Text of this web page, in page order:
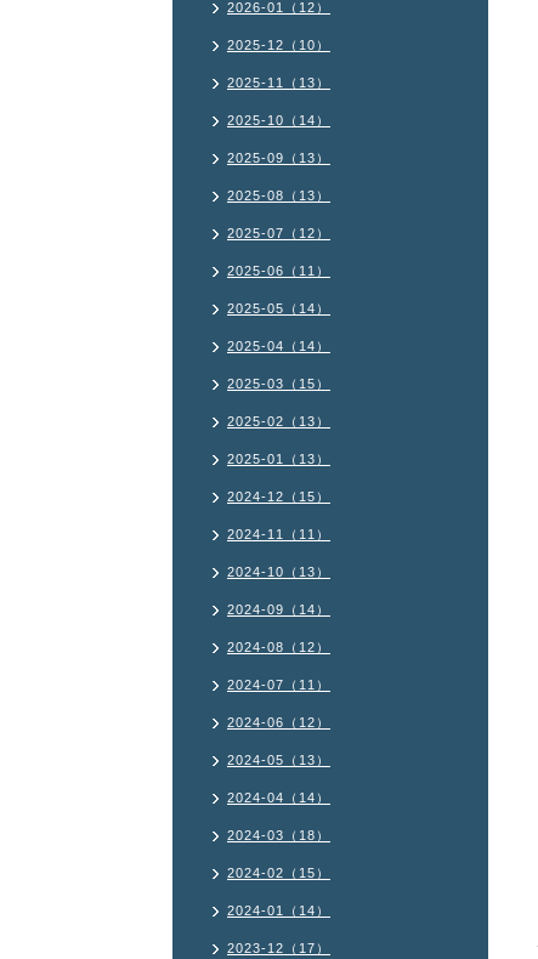
2026-01（12）
2025-12（10）
2025-11（13）
2025-10（14）
2025-09（13）
2025-08（13）
2025-07（12）
2025-06（11）
2025-05（14）
2025-04（14）
2025-03（15）
2025-02（13）
2025-01（13）
2024-12（15）
2024-11（11）
2024-10（13）
2024-09（14）
2024-08（12）
2024-07（11）
2024-06（12）
2024-05（13）
2024-04（14）
2024-03（18）
2024-02（15）
2024-01（14）
2023-12（17）